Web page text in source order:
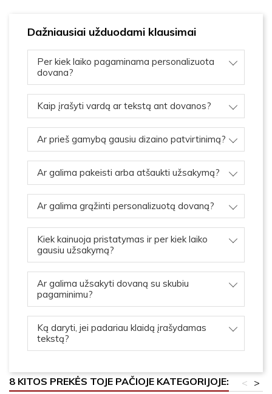
Dažniausiai užduodami klausimai
Per kiek laiko pagaminama personalizuota
dovana?
Kaip įrašyti vardą ar tekstą ant dovanos?
Ar prieš gamybą gausiu dizaino patvirtinimą?
Ar galima pakeisti arba atšaukti užsakymą?
Ar galima grąžinti personalizuotą dovaną?
Kiek kainuoja pristatymas ir per kiek laiko
gausiu užsakymą?
Ar galima užsakyti dovaną su skubiu
pagaminimu?
Ką daryti, jei padariau klaidą įrašydamas
tekstą?
8 KITOS PREKĖS TOJE PAČIOJE KATEGORIJOJE: >
<